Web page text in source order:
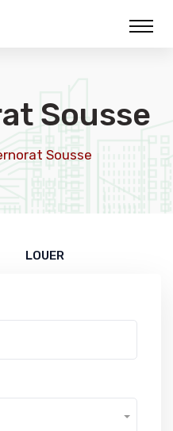
Sousse
Sousse
LOUER